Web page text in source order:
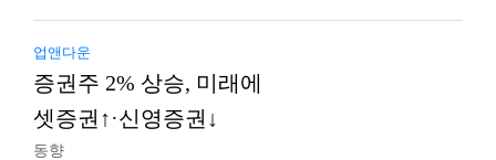
업앤다운
증권주 2% 상승, 미래에
셋증권↑·신영증권↓
동향